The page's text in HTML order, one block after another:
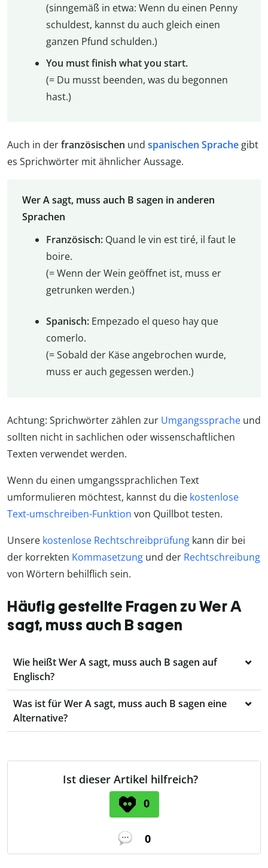
(sinngemäß in etwa: Wenn du einen Penny
schuldest, kannst du auch gleich einen
ganzen Pfund schulden.)
You must finish what you start.
(= Du musst beenden, was du begonnen
hast.)
Auch in derfranzösischen und spanischen Sprache gibt
es Sprichwörter mit ähnlicher Aussage.
Wer A sagt, muss auch B sagen in anderen
Sprachen
Französisch:Quand le vin est tiré, il faut le
boire.
(= Wenn der Wein geöffnet ist, muss er
getrunken werden.)
Spanisch:Empezado el queso hay que
comerlo.
(= Sobald der Käse angebrochen wurde,
muss er auch gegessen werden.)
Achtung: Sprichwörter zählen zur Umgangssprache und
sollten nicht in sachlichen oder wissenschaftlichen
Texten verwendet werden.
Wenn du einen umgangssprachlichen Text
umformulieren möchtest, kannst du die kostenlose
Text-umschreiben-Funktion von Quillbot testen.
Unsere kostenlose Rechtschreibprüfung kann dir bei
der korrekten Kommasetzung und der Rechtschreibung
von Wörtern behilflich sein.
Häufig gestellte Fragen zu Wer A
sagt, muss auch B sagen
Wie heißt Wer A sagt, muss auch B sagen auf
Englisch?
Was ist für Wer A sagt, muss auch B sagen eine
Alternative?
Ist dieser Artikel hilfreich?
0
0